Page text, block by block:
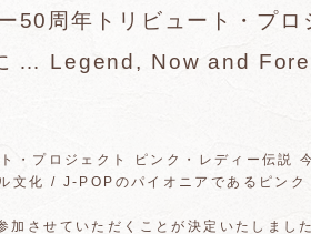
50周年トリビュート・プ
… Legend, Now and
ト・プロジェクト ピンク・レディー伝
文化 / J-POPのパイオニアであるピンク
加させていただくことが決定いたしました